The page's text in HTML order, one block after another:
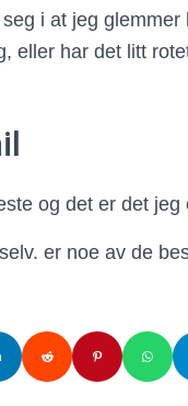
i at jeg
eller har det litt
og det er det jeg
er noe av de